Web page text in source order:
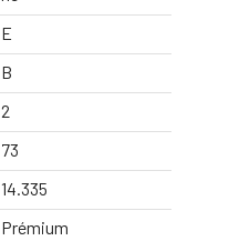
E
B
2
73
14.335
Prémium